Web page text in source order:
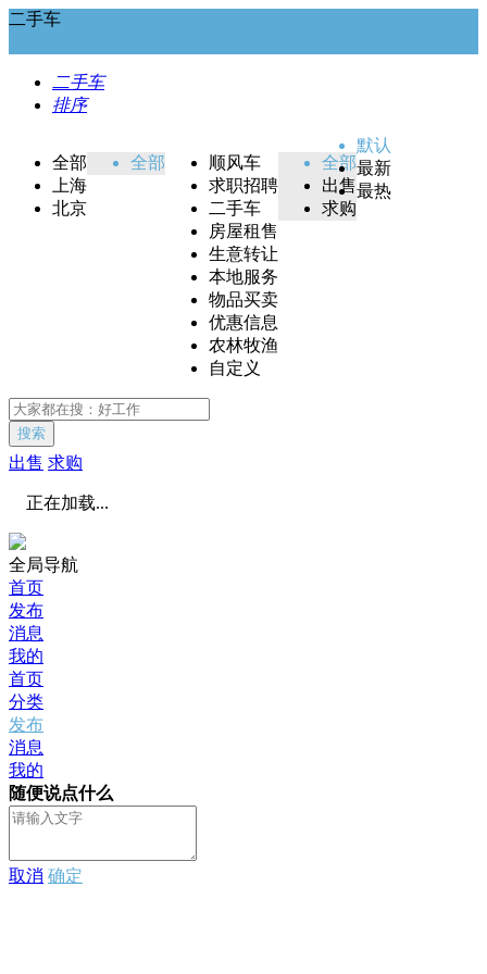
二手车
二手车
排序
全部
上海
北京
全部
顺风车
求职招聘
二手车
房屋租售
生意转让
本地服务
物品买卖
优惠信息
农林牧渔
自定义
全部
出售
求购
默认
最新
最热
搜索
出售 求购
正在加载...
全局导航
首页
发布
消息
我的
首页
分类
发布
消息
我的
随便说点什么
取消 确定